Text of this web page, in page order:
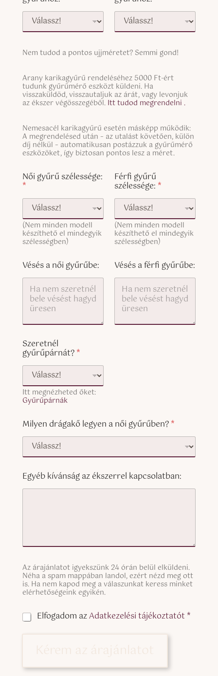
S
g
l
e
L
n
e
T
e
t
Nem tudod a pontos ujjméretet? Semmi gond!
S
i
n
g
e
L
i
n
e
e
x
t
c
o
p
y
Arany karikagyűrű rendeléséhez 5000 Ft-ért
tudunk gyűrűmérő eszközt küldeni. Ha
visszaküldöd, visszautaljuk az árát, vagy levonjuk
az ékszer végösszegéből. Itt tudod megrendelni .
S
i
n
g
e
L
n
T
e
x
t
c
o
Nemesacél karikagyűrű esetén másképp működik:
A megrendelésed után – az utalást követően, külön
díj nélkül – automatikusan postázzuk a gyűrűmérő
eszközöket, így biztosan pontos lesz a méret.
Női gyűrű szélessége:
*
(Nem minden modell
készíthető el mindegyik
szélességben)
Férfi gyűrű
szélessége: *
(Nem minden modell
készíthető el mindegyik
szélességben)
Vésés a női gyűrűbe: Vésés a férfi gyűrűbe:
Szeretnél
gyűrűpárnát?*
Itt megnézheted őket:
Gyűrűpárnák
Milyen drágakő legyen a női gyűrűben?*
Egyéb kívánság az ékszerrel kapcsolatban:
S
i
n
g
e
L
e
Az árajánlatot igyekszünk 24 órán belül elküldeni.
Néha a spam mappában landol, ezért nézd meg ott
is. Ha nem kapod meg a válaszunkat keress minket
elérhetőségeink egyikén.
C
h
o
Elfogadom azAdatkezelési tájékoztatót *